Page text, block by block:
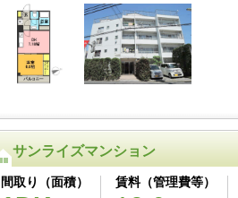
サンライズマンション
間取り（面積） 賃料（管理費等）